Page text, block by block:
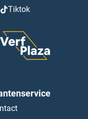
Tiktok